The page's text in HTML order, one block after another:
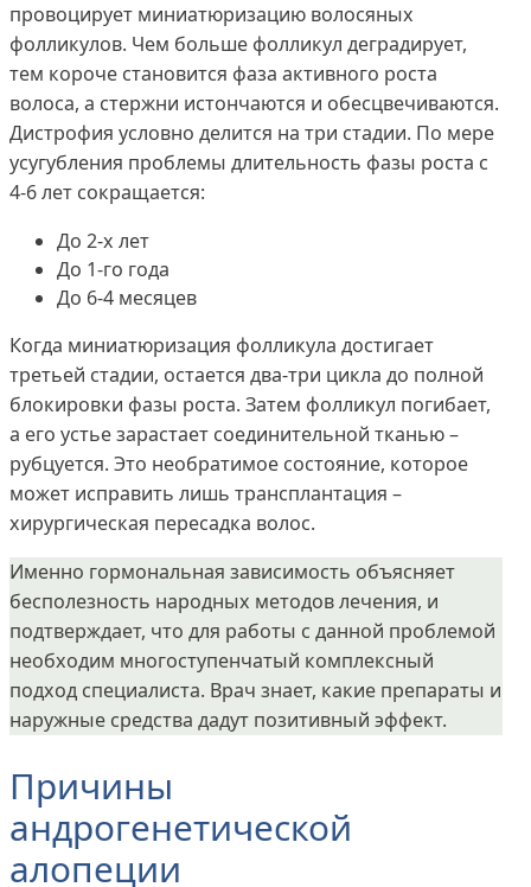
провоцирует миниатюризацию волосяных
фолликулов. Чем больше фолликул деградирует,
тем короче становится фаза активного роста
волоса, а стержни истончаются и обесцвечиваются.
Дистрофия условно делится на три стадии. По мере
усугубления проблемы длительность фазы роста с
4-6 лет сокращается:
До 2-х лет
До 1-го года
До 6-4 месяцев
Когда миниатюризация фолликула достигает
третьей стадии, остается два-три цикла до полной
блокировки фазы роста. Затем фолликул погибает,
а его устье зарастает соединительной тканью –
рубцуется. Это необратимое состояние, которое
может исправить лишь трансплантация –
хирургическая пересадка волос.
Именно гормональная зависимость объясняет
бесполезность народных методов лечения, и
подтверждает, что для работы с данной проблемой
необходим многоступенчатый комплексный
подход специалиста. Врач знает, какие препараты и
наружные средства дадут позитивный эффект.
Причины
андрогенетической
алопеции